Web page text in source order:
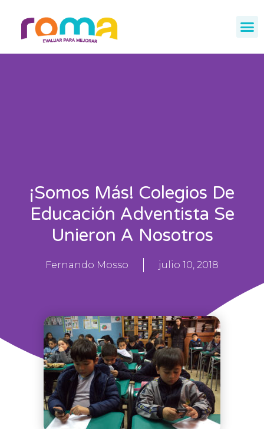
¡Somos Más! Colegios De
Educación Adventista Se
Unieron A Nosotros
Fernando Mosso julio 10, 2018